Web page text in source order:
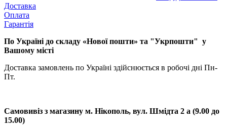
Доставка
Оплата
Гарантія
По Україні до складу «Нової пошти» та "Укрпошти" у
Вашому місті
Доставка замовлень по Україні здійснюється в робочі дні Пн-
Пт.
Самовивіз з магазину м. Нікополь, вул. Шмідта 2 а (9.00 до
15.00)